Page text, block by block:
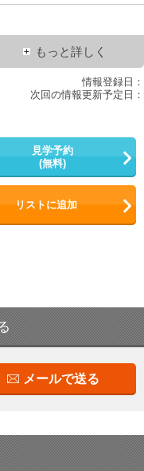
もっと詳しく
情報登録日：
次回の情報更新予定日：
見学予約
(無料)
リストに追加
メールで送る